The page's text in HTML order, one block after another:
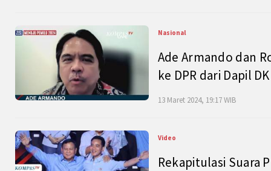
Nasional
Ade Armando dan
ke DPR dari Dapil
13 Maret 2024, 19:17 WIB
Video
Rekapitulasi Suara